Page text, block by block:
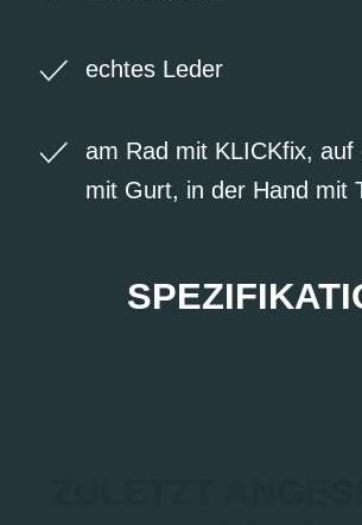
echtes Leder
am Rad mit KLICKfix, auf
mit Gurt, in der Hand mit